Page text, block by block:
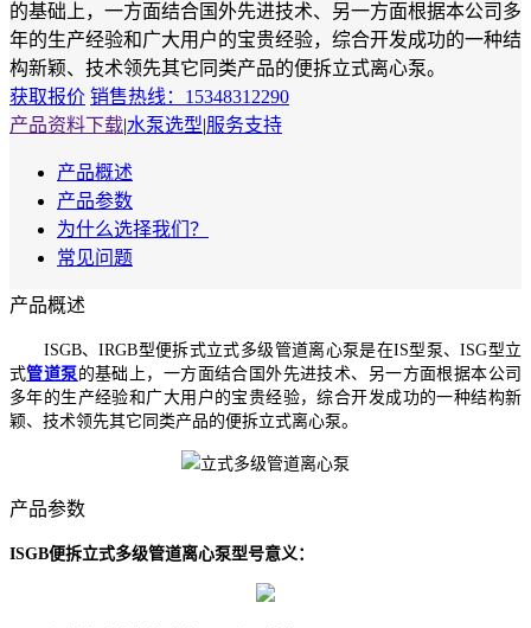
的基础上，一方面结合国外先进技术、另一方面根据本公司多
年的生产经验和广大用户的宝贵经验，综合开发成功的一种结
构新颖、技术领先其它同类产品的便拆立式离心泵。
获取报价 销售热线：15348312290
产品资料下载|水泵选型|服务支持
产品概述
产品参数
为什么选择我们？
常见问题
产品概述
ISGB、IRGB型便拆式立式多级管道离心泵是在IS型泵、ISG型立
式管道泵的基础上，一方面结合国外先进技术、另一方面根据本公司
多年的生产经验和广大用户的宝贵经验，综合开发成功的一种结构新
颖、技术领先其它同类产品的便拆立式离心泵。
产品参数
ISGB便拆立式多级管道离心泵型号意义：